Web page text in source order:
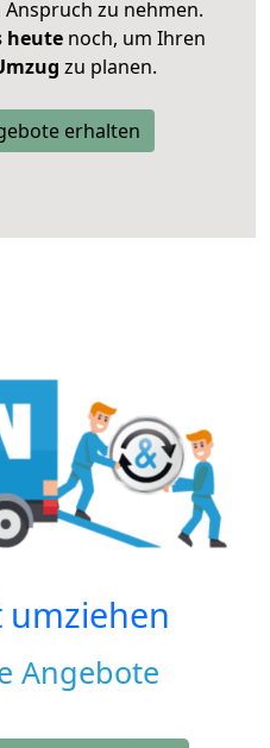
zu nehmen.
heutenoch, um Ihren
zu planen.
erhalten
umziehen
Angebote